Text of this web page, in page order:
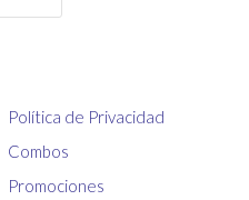
Política de Privacidad
Combos
Promociones